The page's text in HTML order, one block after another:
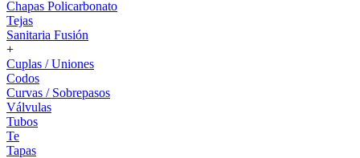
Chapas Policarbonato
Tejas
Sanitaria Fusión
+
Cuplas / Uniones
Codos
Curvas / Sobrepasos
Válvulas
Tubos
Te
Tapas